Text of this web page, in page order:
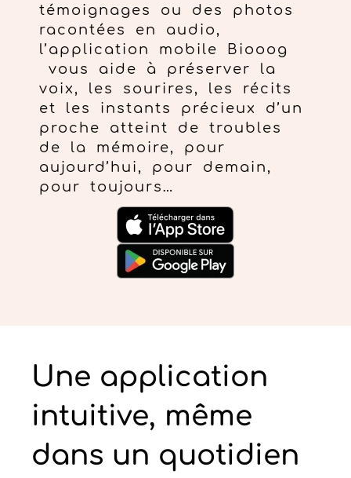
témoignages ou des photos
racontées en audio,
l’application mobile Biooog
vous aide à préserver la
voix, les sourires, les récits
et les instants précieux d’un
proche atteint de troubles
de la mémoire, pour
aujourd’hui, pour demain,
pour toujours…
Une application
intuitive, même
dans un quotidien